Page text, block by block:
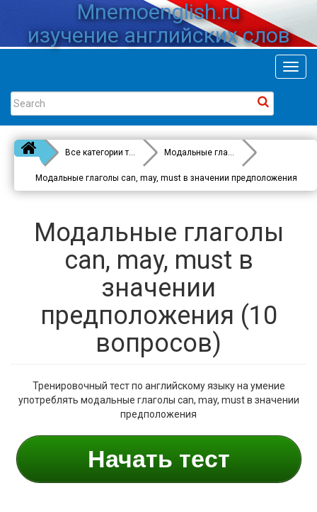
Mnemoenglish.ru
изучение английских слов
Все категории тестов Модальные глаголы
Модальные глаголы can, may, must в значении предположения
Модальные глаголы
can, may, must в
значении
предположения (10
вопросов)
Тренировочный тест по английскому языку на умение
употреблять модальные глаголы can, may, must в значении
предположения
Начать тест